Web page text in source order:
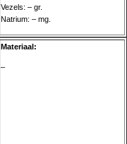
Vezels: – gr.
Natrium: – mg.
Materiaal:
–